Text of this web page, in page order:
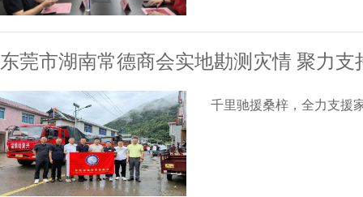
东莞市湖南常德商会实地勘测灾情 聚力
千里驰援桑梓，全力支援